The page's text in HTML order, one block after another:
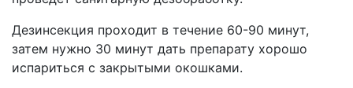
Дезинсекция проходит в течение 60-90 минут,
затем нужно 30 минут дать препарату хорошо
испариться с закрытыми окошками.